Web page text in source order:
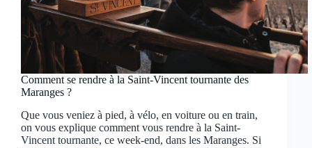
Comment se rendre à la Saint-Vincent tournante des
Maranges ?
Que vous veniez à pied, à vélo, en voiture ou en train,
on vous explique comment vous rendre à la Saint-
Vincent tournante, ce week-end, dans les Maranges. Si